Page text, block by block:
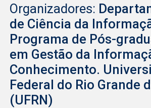
Organizadores:
de Ciência da
Programa de Pós-
em Gestão da
Conhecimento.
Federal do Rio Grande
(UFRN)